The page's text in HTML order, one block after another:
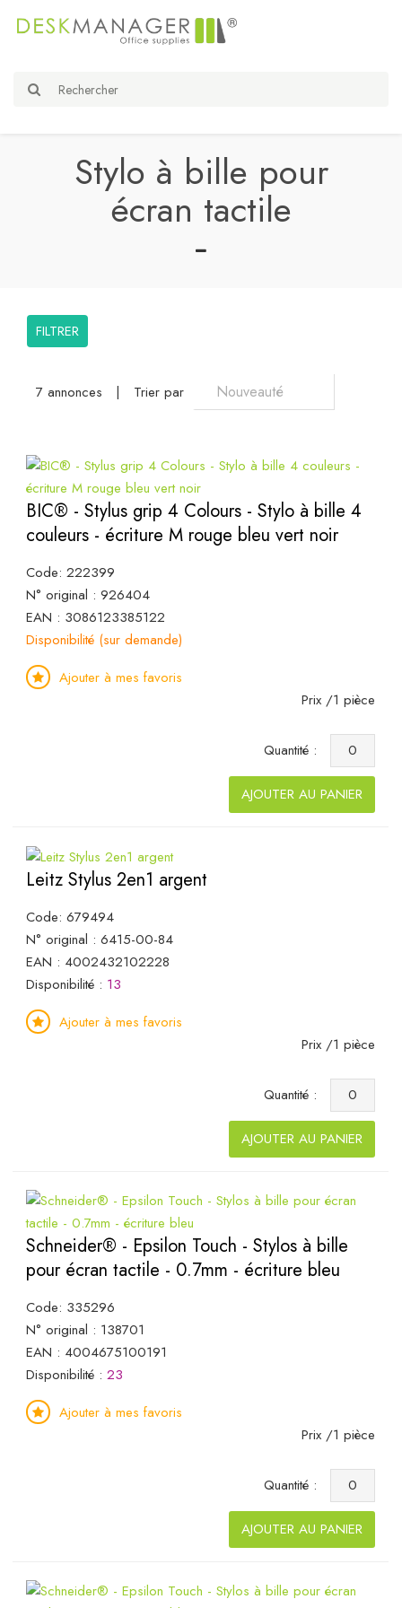
Stylo à bille pour
écran tactile
FILTRER
7 annonces | Trier par
BIC® - Stylus grip 4 Colours - Stylo à bille 4
couleurs - écriture M rouge bleu vert noir
Code: 222399
N° original : 926404
EAN : 3086123385122
Disponibilité (sur demande)
Ajouter à mes favoris
Prix /1 pièce
Quantité :
AJOUTER AU PANIER
Leitz Stylus 2en1 argent
Code: 679494
N° original : 6415-00-84
EAN : 4002432102228
Disponibilité : 13
Ajouter à mes favoris
Prix /1 pièce
Quantité :
AJOUTER AU PANIER
Schneider® - Epsilon Touch - Stylos à bille
pour écran tactile - 0.7mm - écriture bleu
Code: 335296
N° original : 138701
EAN : 4004675100191
Disponibilité : 23
Ajouter à mes favoris
Prix /1 pièce
Quantité :
AJOUTER AU PANIER